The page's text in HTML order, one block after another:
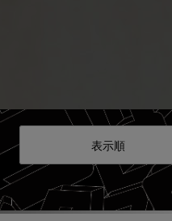
表示順
表示順